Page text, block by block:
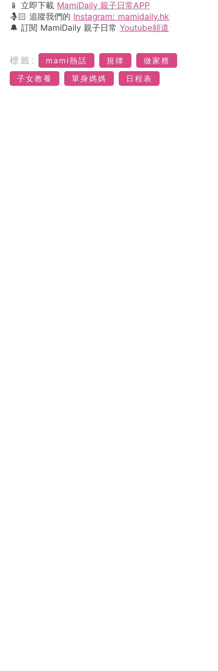
📱 立即下載 MamiDaily 親子日常APP
🤱🏻 追蹤我們的 Instagram: mamidaily.hk
🔔 訂閱 MamiDaily 親子日常 Youtube頻道
標籤: mami熱話 規律
做家務
子女教養
單身媽媽 日程表